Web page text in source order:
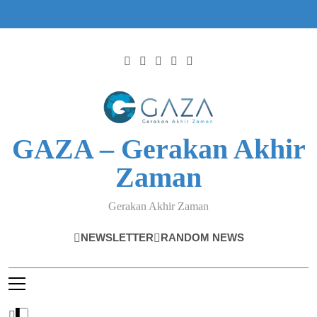
GAZA – Gerakan Akhir
Zaman
Gerakan Akhir Zaman
NEWSLETTER RANDOM NEWS